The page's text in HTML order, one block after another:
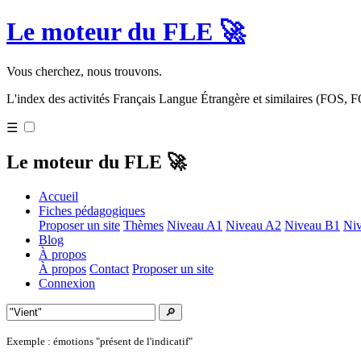
Le moteur du FLE 🚀
Vous cherchez, nous trouvons.
L'index des activités Français Langue Étrangère et similaires (FOS,
☰
Le moteur du FLE 🚀
Accueil
Fiches pédagogiques
Proposer un site Thèmes Niveau A1 Niveau A2 Niveau B1
Blog
À propos
À propos Contact Proposer un site
Connexion
🔎
Exemple : émotions "présent de l'indicatif"